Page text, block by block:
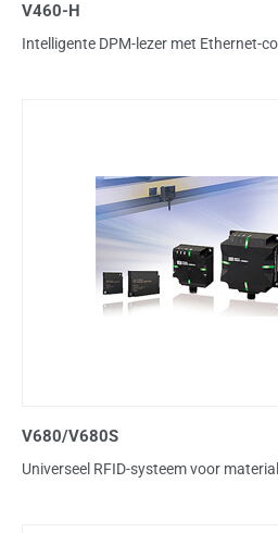
V460-H
Intelligente DPM-lezer met Ethernet-
V680/V680S
Universeel RFID-systeem voor